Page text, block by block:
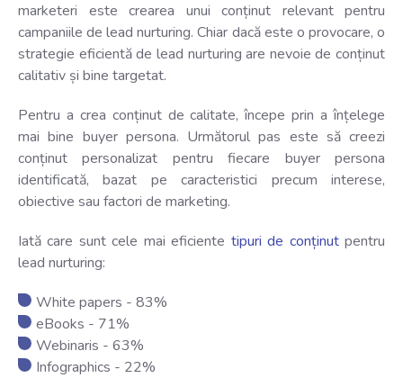
marketeri este crearea unui conținut relevant pentru
campaniile de lead nurturing. Chiar dacă este o provocare, o
strategie eficientă de lead nurturing are nevoie de conținut
calitativ și bine targetat.
Pentru a crea conținut de calitate, începe prin a înțelege
mai bine buyer persona. Următorul pas este să creezi
conținut personalizat pentru fiecare buyer persona
identificată, bazat pe caracteristici precum interese,
obiective sau factori de marketing.
Iată care sunt cele mai eficiente tipuri de conținutpentru
lead nurturing:
White papers - 83%
eBooks - 71%
Webinaris - 63%
Infographics - 22%